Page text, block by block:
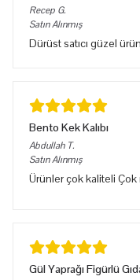
Recep G.
Satın Alınmış
Dürüst satıcı güzel
Bento Kek Kalıbı
Abdullah T.
Satın Alınmış
Ürünler çok kaliteli
Gül Yaprağı Figürlü